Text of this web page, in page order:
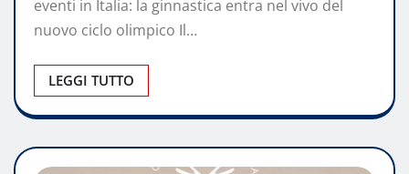
eventi in Italia: la ginnastica entra nel vivo del
nuovo ciclo olimpico Il…
LEGGI TUTTO